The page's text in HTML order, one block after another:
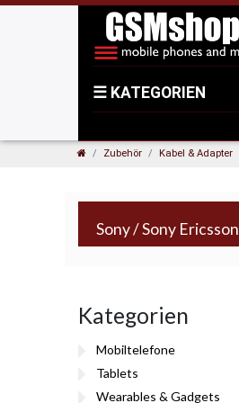
☰ KATEGORIEN
Zubehör Kabel & Adapter
Sony / Sony Ericsson
Kategorien
Mobiltelefone
Tablets
Wearables & Gadgets